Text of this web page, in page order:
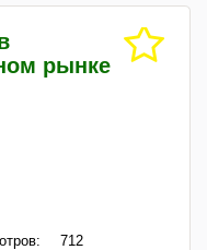
рынке
712